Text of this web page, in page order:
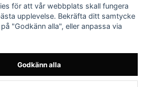
Lådritning
Om oss
för att vår webbplats skall fungera
upplevelse. Bekräfta ditt samtycke
"Godkänn alla", eller anpassa via
Godkänn alla